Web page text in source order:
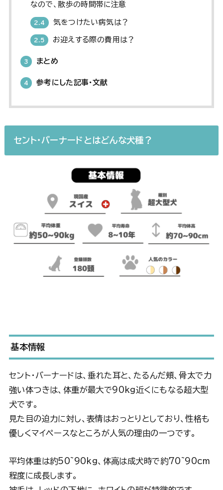
なので、散歩の時間帯に注意
2.4 気をつけたい病気は？
2.5 お迎えする際の費用は？
3 まとめ
4 参考にした記事・文献
セント・バーナード とはどんな犬種？
基本情報
セント・バーナードは、垂れた耳と、たるんだ頬、骨太で力
強い体つきは、体重が最大で90kg近くにもなる超大型
犬です。
見た目の迫力に対し、表情はおっとりとしており、性格も
優しくマイペースなところが人気の理由の一つです。
平均体重は約50~90kg、体高は成犬時で約70~90cm
程度に成長します。